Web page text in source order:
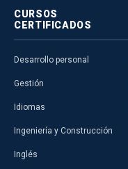
CURSOS
CERTIFICADOS
Desarrollo personal
Gestión
Idiomas
Ingeniería y Construcción
Inglés